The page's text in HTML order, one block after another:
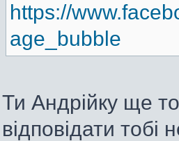
https://
age_bubble
Ти Андрійку ще
відповідати